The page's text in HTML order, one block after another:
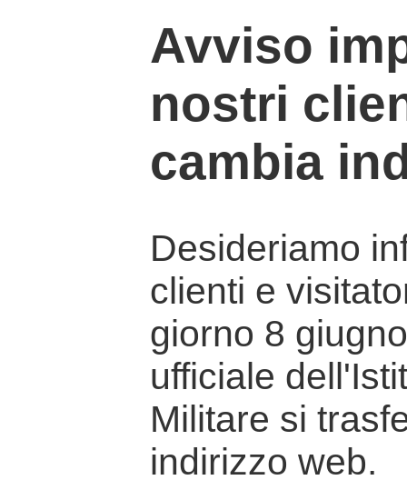
Avviso
nostri
cambia
Desideriamo
clienti e
giorno 8
ufficiale
Militare si
indirizzo web.